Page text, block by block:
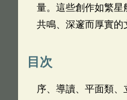
量。這些創作如繁星
共鳴、深邃而厚實的
目次
序、導讀、平面類